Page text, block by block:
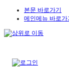
본문 바로가기
메인메뉴 바로가